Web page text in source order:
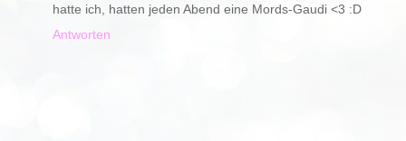
hatte ich, hatten jeden Abend eine Mords-Gaudi <3 :D
Antworten